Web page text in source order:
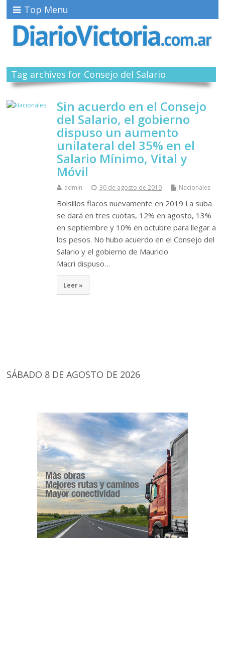
Top Menu
Tag archives for Consejo del Salario
Sin acuerdo en el Consejo
del Salario, el gobierno
dispuso un aumento
unilateral del 35% en el
Salario Mínimo, Vital y
Móvil
admin 30 de agosto de 2019 Nacionales
Bolsillos flacos nuevamente en 2019 La suba
se dará en tres cuotas, 12% en agosto, 13%
en septiembre y 10% en octubre para llegar a
los pesos. No hubo acuerdo en el Consejo del
Salario y el gobierno de Mauricio
Macri dispuso…
Leer »
SÁBADO 8 DE AGOSTO DE 2026